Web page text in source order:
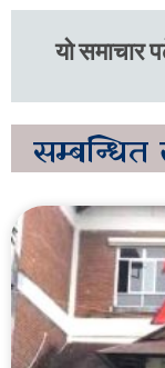
यो समाचार
सम्बन्धित